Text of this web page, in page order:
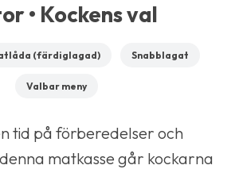
• Kockens val
(färdiglagad) Snabblagat
Valbar meny
tid på förberedelser och
matkasse går kockarna